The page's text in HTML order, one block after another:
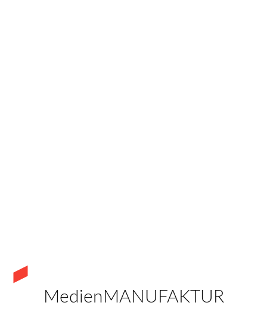
MedienMANUFAKTUR